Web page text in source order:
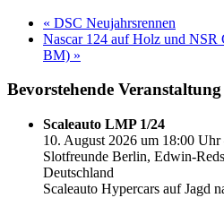
« DSC Neujahrsrennen
Nascar 124 auf Holz und
BM) »
Bevorstehende Veranstaltung
Scaleauto LMP 1/24
10. August 2026 um 18:00 Uhr
Slotfreunde Berlin, Edwin-
Deutschland
Scaleauto Hypercars auf Jagd